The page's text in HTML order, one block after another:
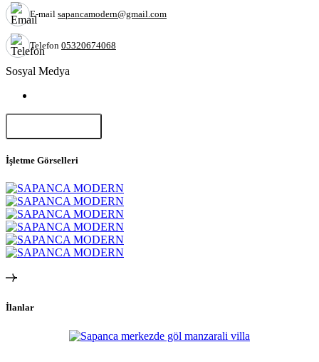
E-mail sapancamodern@gmail.com
Telefon 05320674068
Sosyal Medya
İşletme Görselleri
İlanlar